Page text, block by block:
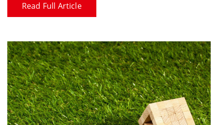
Read Full Article